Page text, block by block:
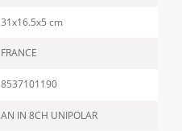
31x16.5x5 cm
FRANCE
8537101190
AN IN 8CH UNIPOLAR